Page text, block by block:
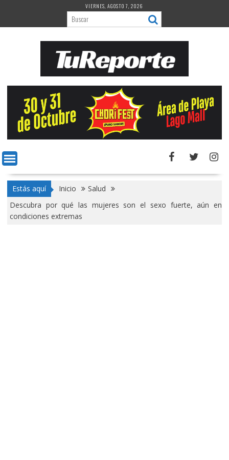
contenido
VIERNES, AGOSTO 7, 2026
Estás aquí Inicio
Salud
Descubra por qué las mujeres son el sexo fuerte, aún en
condiciones extremas